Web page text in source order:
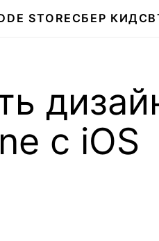
STORE СБЕР КИДС
с iOS